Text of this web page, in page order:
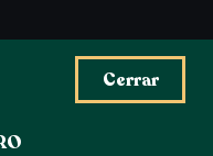
Cerrar